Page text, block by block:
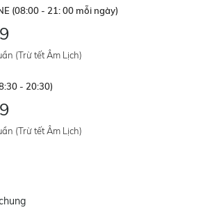
(08:00 - 21: 00 mỗi ngày)
(Trừ tết Âm Lịch)
- 20:30)
(Trừ tết Âm Lịch)